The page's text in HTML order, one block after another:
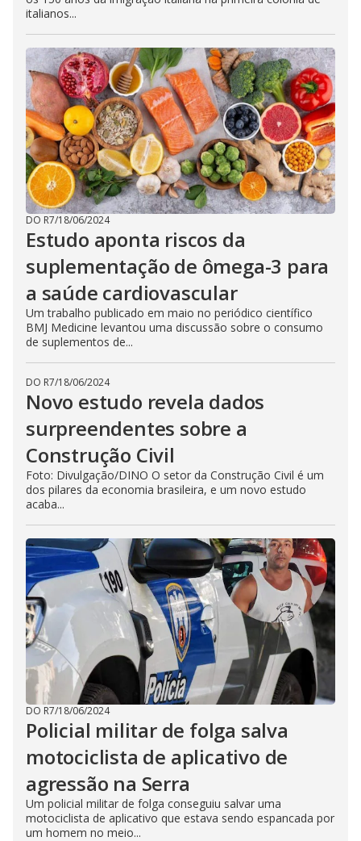
italianos...
DO R7/18/06/2024
Estudo aponta riscos da
suplementação de ômega-3 para
a saúde cardiovascular
Um trabalho publicado em maio no periódico científico
BMJ Medicine levantou uma discussão sobre o consumo
de suplementos de...
DO R7/18/06/2024
Novo estudo revela dados
surpreendentes sobre a
Construção Civil
Foto: Divulgação/DINO O setor da Construção Civil é um
dos pilares da economia brasileira, e um novo estudo
acaba...
DO R7/18/06/2024
Policial militar de folga salva
motociclista de aplicativo de
agressão na Serra
Um policial militar de folga conseguiu salvar uma
motociclista de aplicativo que estava sendo espancada por
um homem no meio...